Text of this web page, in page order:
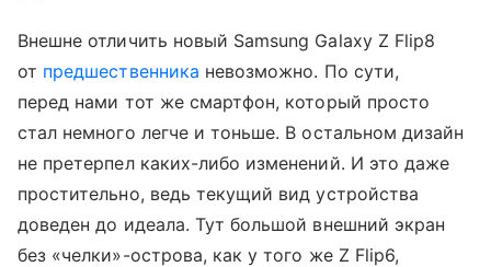
Внешне отличить новый Samsung Galaxy Z Flip8
от предшественника невозможно. По сути,
перед нами тот же смартфон, который просто
стал немного легче и тоньше. В остальном дизайн
не претерпел каких-либо изменений. И это даже
простительно, ведь текущий вид устройства
доведен до идеала. Тут большой внешний экран
без «челки»-острова, как у того же Z Flip6,